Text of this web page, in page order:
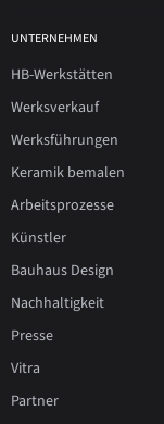
UNTERNEHMEN
HB-Werkstätten
Werksverkauf
Werksführungen
Keramik bemalen
Arbeitsprozesse
Künstler
Bauhaus Design
Nachhaltigkeit
Presse
Vitra
Partner